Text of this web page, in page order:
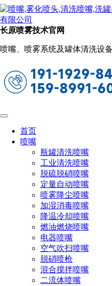
长原喷雾技术官网
喷嘴、喷雾系统及罐体清洗设
首页
喷嘴
瓶罐清洗喷嘴
工业清洗喷嘴
脱硫脱硝喷嘴
定量自动喷嘴
喷雾降尘喷嘴
加湿消毒喷嘴
降温冷却喷嘴
燃油燃烧喷嘴
电器喷嘴
空气吹扫喷嘴
脱硝喷枪
混合搅拌喷嘴
二流体喷嘴
新闻动态
当前位置：
旋转雾桩的原理是
2023-08-01 15:59:07 阅读量：
件、水路系统、电控系统四部
的目的。这种设备在城市环
来详细了解一下旋转雾桩。